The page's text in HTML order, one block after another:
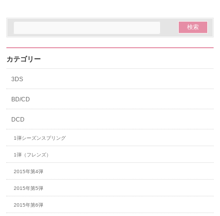
カテゴリー
3DS
BD/CD
DCD
1弾シーズンスプリング
1弾（フレンズ）
2015年第4弾
2015年第5弾
2015年第6弾